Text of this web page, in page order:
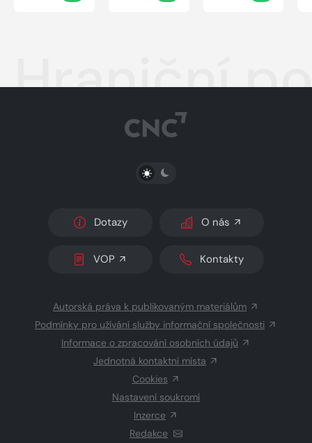
Hraniční
PŘEPNOUT SVĚTLÝ/TMAVÝ REŽIM
Dotazy O nás
VOP Kontakty
Autorská práva k publikovaným materiálům
Podmínky pro užívání služby informační společnosti
Informace o zpracování osobních údajů
Jednotná kontaktní místa
Cookies
Nastavení soukromí
Inzerce
Redakce